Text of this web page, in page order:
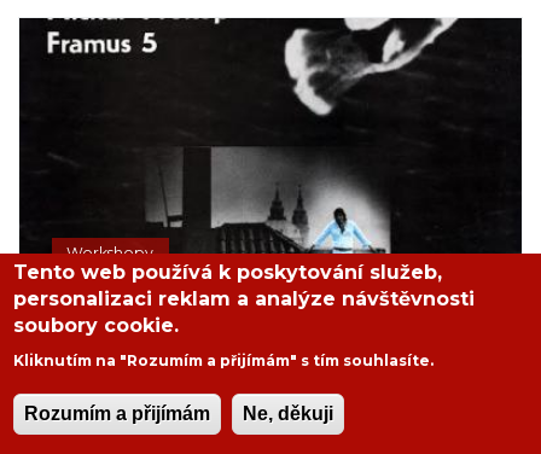
Workshopy
Top 10 hardrockových desek
Vítězslava Štefla - Michal
Prokop & Framus V - Holubí
Dante
Tento web používá k poskytování služeb,
personalizaci reklam a analýze návštěvnosti
soubory cookie.
Kliknutím na "Rozumím a přijímám" s tím souhlasíte.
Rozumím a přijímám Ne, děkuji